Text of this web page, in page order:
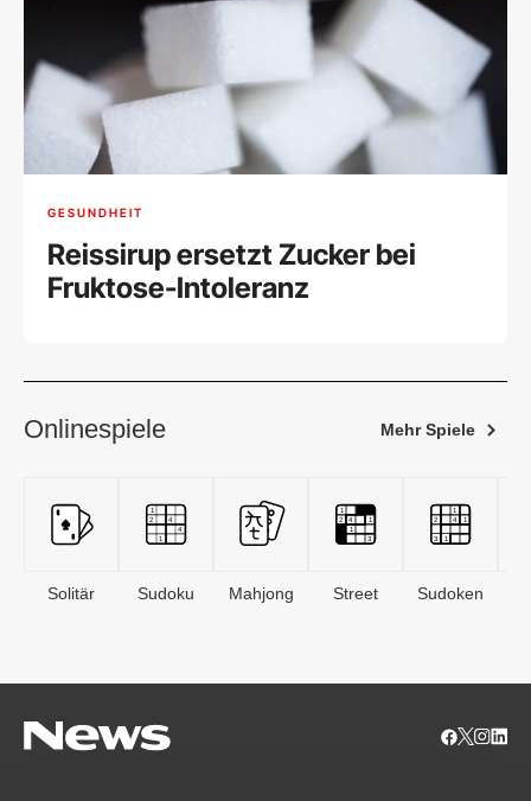
GESUNDHEIT
Reissirup ersetzt Zucker bei
Fruktose-Intoleranz
Onlinespiele Mehr Spiele
Solitär Sudoku Mahjong Street Sudoken